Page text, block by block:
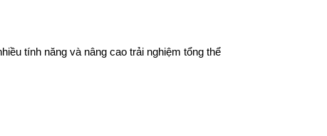
tính năng và nâng cao trải nghiệm tổng thể